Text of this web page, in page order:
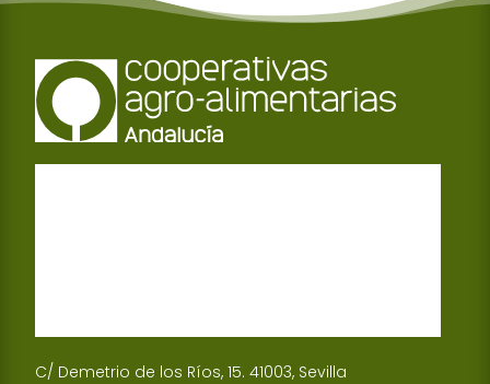
C/ Demetrio de los Ríos, 15. 41003, Sevilla